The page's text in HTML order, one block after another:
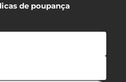
de poupança